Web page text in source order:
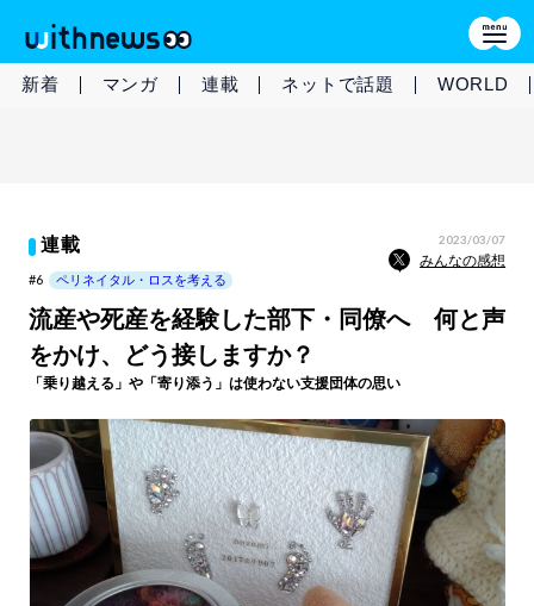
新着 マンガ 連載 ネットで話題 WORLD
連載 2023/03/07
みんなの感想
#6 ペリネイタル・ロスを考える
流産や死産を経験した部下・同僚へ 何と声
をかけ、どう接しますか？
「乗り越える」や「寄り添う」は使わない支援団体の思い